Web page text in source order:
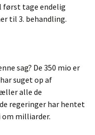
først tage endelig
til 3. behandling.
sag? De 350 mio er
suget op af
alle de
regeringer har hentet
om milliarder.